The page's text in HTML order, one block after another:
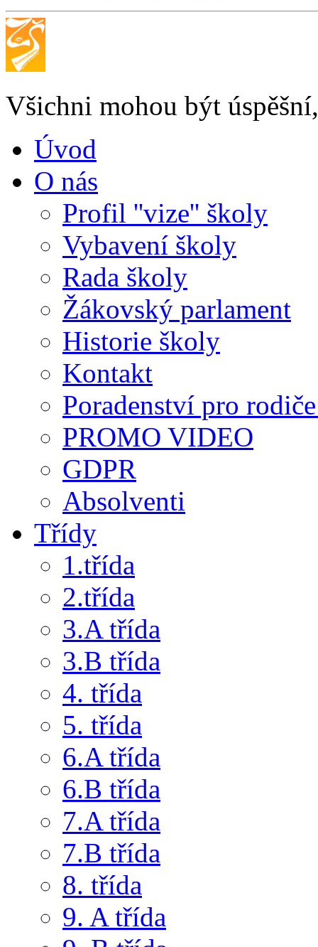
Všichni mohou být
Úvod
O nás
Profil ''vize'' školy
Vybavení školy
Rada školy
Žákovský parlament
Historie školy
Kontakt
Poradenství pro
PROMO VIDEO
GDPR
Absolventi
Třídy
1.třída
2.třída
3.A třída
3.B třída
4. třída
5. třída
6.A třída
6.B třída
7.A třída
7.B třída
8. třída
9. A třída